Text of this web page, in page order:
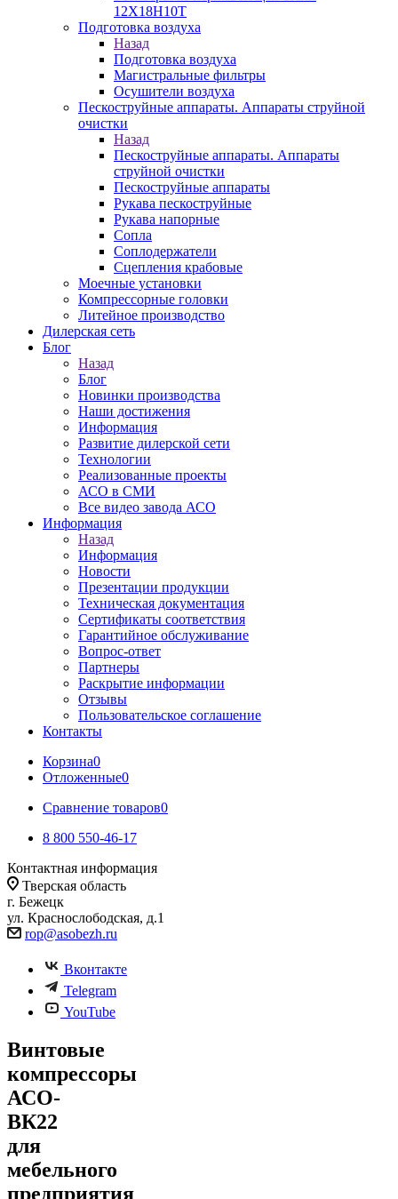
12Х18Н10Т
Подготовка воздуха
Назад
Подготовка воздуха
Магистральные фильтры
Осушители воздуха
Пескоструйные аппараты. Аппараты струйной
очистки
Назад
Пескоструйные аппараты. Аппараты
струйной очистки
Пескоструйные аппараты
Рукава пескоструйные
Рукава напорные
Сопла
Соплодержатели
Сцепления крабовые
Моечные установки
Компрессорные головки
Литейное производство
Дилерская сеть
Блог
Назад
Блог
Новинки производства
Наши достижения
Информация
Развитие дилерской сети
Технологии
Реализованные проекты
АСО в СМИ
Все видео завода АСО
Информация
Назад
Информация
Новости
Презентации продукции
Техническая документация
Сертификаты соответствия
Гарантийное обслуживание
Вопрос-ответ
Партнеры
Раскрытие информации
Отзывы
Пользовательское соглашение
Контакты
Корзина0
Отложенные0
Сравнение товаров0
8 800 550-46-17
Контактная информация
Тверская область
г. Бежецк
ул. Краснослободская, д.1
rop@asobezh.ru
Вконтакте
Telegram
YouTube
Винтовые
компрессоры
АСО-
ВК22
для
мебельного
предприятия